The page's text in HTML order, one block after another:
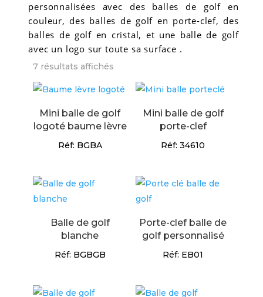
personnalisées avec des balles de golf en
couleur, des balles de golf en porte-clef, des
balles de golf en cristal, et une balle de golf
avec un logo sur toute sa surface .
7 résultats affichés
Mini balle de golf
logoté baume lèvre
Réf: BGBA
Mini balle de golf
porte-clef
Réf: 34610
Balle de golf
blanche
Réf: BGBGB
Porte-clef balle de
golf personnalisé
Réf: EB01